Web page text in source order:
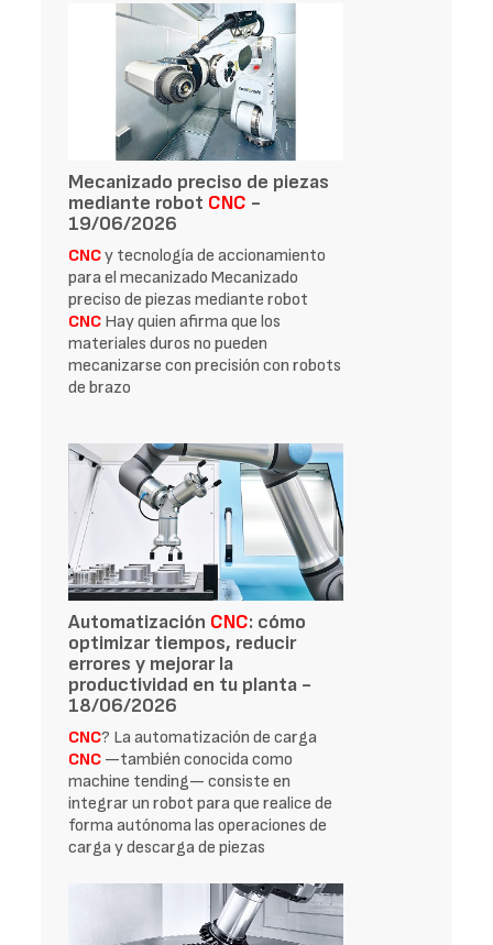
Mecanizado preciso de piezas
mediante robot CNC -
19/06/2026
CNCy tecnología de accionamiento
para el mecanizado Mecanizado
preciso de piezas mediante robot
CNC Hay quien afirma que los
materiales duros no pueden
mecanizarse con precisión con robots
de brazo
Automatización CNC: cómo
optimizar tiempos, reducir
errores y mejorar la
productividad en tu planta -
18/06/2026
CNC? La automatización de carga
CNC —también conocida como
machine tending— consiste en
integrar un robot para que realice de
forma autónoma las operaciones de
carga y descarga de piezas